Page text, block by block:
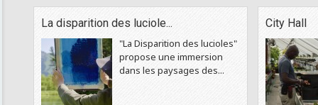
La disparition des luciole...
"La Disparition des lucioles"
propose une immersion
dans les paysages des...
City Hall